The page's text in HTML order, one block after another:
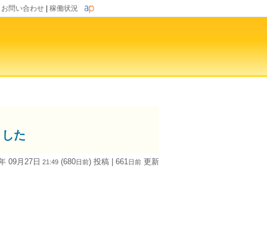
お問い合わせ 稼働状況
た
09月27日 21:49 (680日前) 投稿 | 661日前 更新